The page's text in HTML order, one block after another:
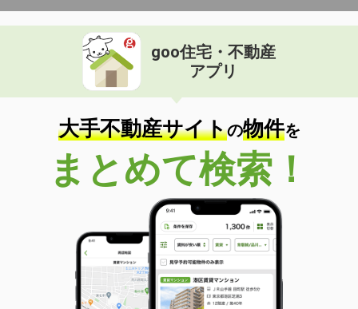
goo住宅・不動産
アプリ
大手不動産サイトの物件を
まとめて検索！